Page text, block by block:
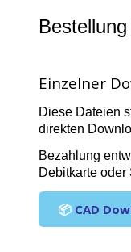
Einzelner
Diese Dateien
direkten
Bezahlung
Debitkarte oder
📦 CAD